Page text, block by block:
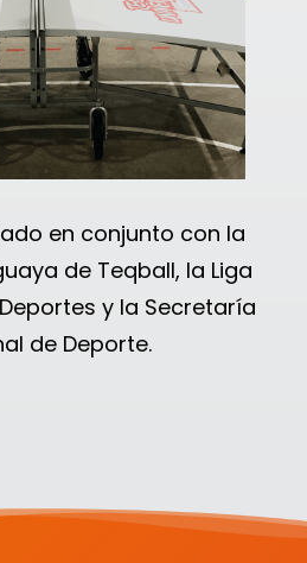
en conjunto con la
de Teqball, la Liga
y la Secretaría
de Deporte.